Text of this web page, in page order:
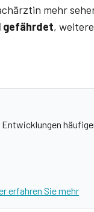
mehr
gefährdet,
erfahren Sie mehr